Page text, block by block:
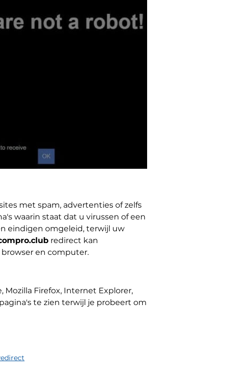
met spam, advertenties of zelfs
waarin staat dat u virussen of een
eindigen omgeleid, terwijl uw
redirect kan
en computer.
Mozilla Firefox, Internet Explorer,
te zien terwijl je probeert om